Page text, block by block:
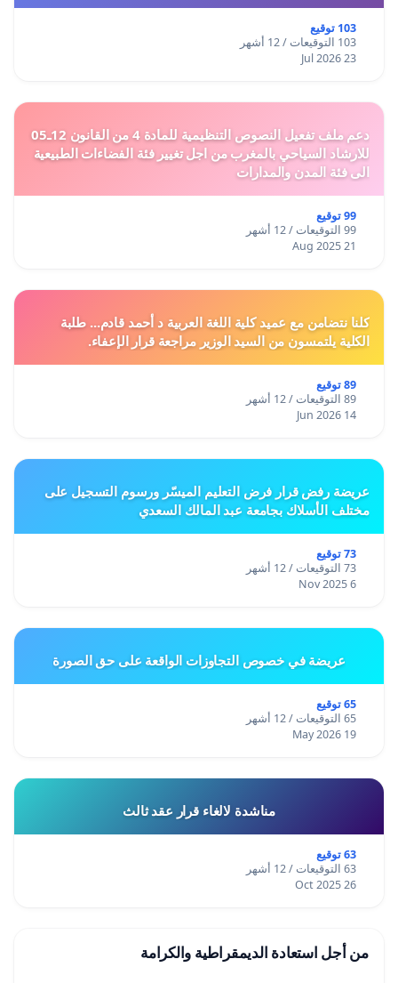
103 توقيع
103 التوقيعات / 12 أشهر
23 Jul 2026
دعم ملف تفعيل النصوص التنظيمية للمادة 4 من القانون 12ـ05
للارشاد السياحي بالمغرب من اجل تغيير فئة الفضاءات الطبيعية
الى فئة المدن والمدارات
99 توقيع
99 التوقيعات / 12 أشهر
21 Aug 2025
كلنا نتضامن مع عميد كلية اللغة العربية د أحمد قادم... طلبة
الكلية يلتمسون من السيد الوزير مراجعة قرار الإعفاء.
89 توقيع
89 التوقيعات / 12 أشهر
14 Jun 2026
عريضة رفض قرار فرض التعليم الميسّر ورسوم التسجيل على
مختلف الأسلاك بجامعة عبد المالك السعدي
73 توقيع
73 التوقيعات / 12 أشهر
6 Nov 2025
عريضة في خصوص التجاوزات الواقعة على حق الصورة
65 توقيع
65 التوقيعات / 12 أشهر
19 May 2026
مناشدة لالغاء قرار عقد ثالث
63 توقيع
63 التوقيعات / 12 أشهر
26 Oct 2025
من أجل استعادة الديمقراطية والكرامة